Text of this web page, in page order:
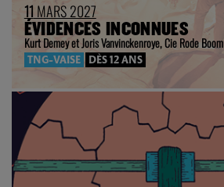
11 MARS 2027
ÉVIDENCES INCONNUES
Kurt Demey et Joris Vanvinckenroye, Cie Rode Boom
TNG-VAISE DÈS 12 ANS